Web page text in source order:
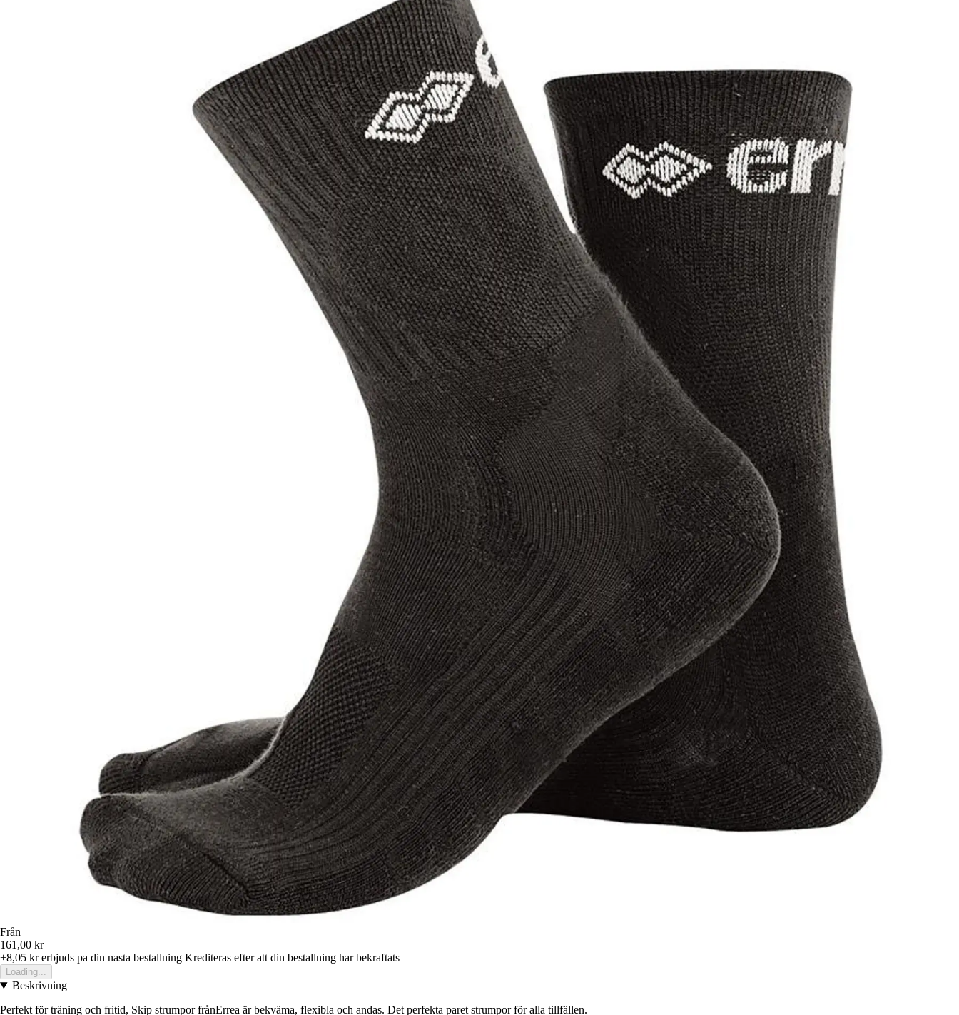
Från
161,00 kr
+8,05 krerbjuds pa din nasta bestallning Krediteras efter att din bestallning har bekraftats
Loading...
Beskrivning
Perfekt för träning och fritid, Skip strumpor frånErrea är bekväma, flexibla och andas. Det perfekta paret strumpor för alla tillfällen.